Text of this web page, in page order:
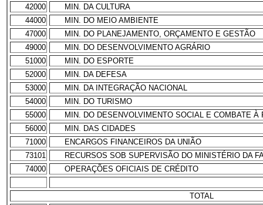
42000
MIN. DA CULTURA
44000
MIN. DO MEIO AMBIENTE
47000
MIN. DO PLANEJAMENTO, ORÇAMENTO E GESTÃO
49000
MIN. DO DESENVOLVIMENTO AGRÁRIO
51000
MIN. DO ESPORTE
52000
MIN. DA DEFESA
53000
MIN. DA INTEGRAÇÃO NACIONAL
54000
MIN. DO TURISMO
55000
MIN. DO DESENVOLVIMENTO SOCIAL E COMBATE À
56000
MIN. DAS CIDADES
71000
ENCARGOS FINANCEIROS DA UNIÃO
73101
RECURSOS SOB SUPERVISÃO DO MINISTÉRIO DA
74000
OPERAÇÕES OFICIAIS DE CRÉDITO
TOTAL